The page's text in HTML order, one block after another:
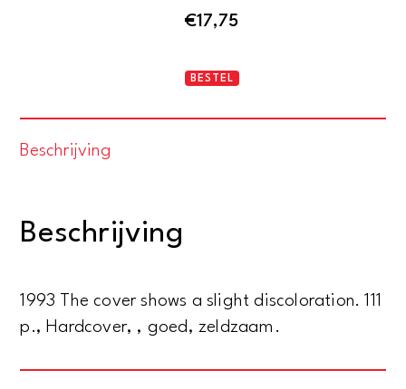
€17,75
Das
BESTEL
Beschrijving
Beschrijving
1993 The cover shows a slight discoloration. 111
p., Hardcover, , goed, zeldzaam.